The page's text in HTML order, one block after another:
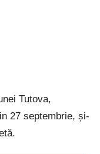
Tutova,
27 septembrie, și-